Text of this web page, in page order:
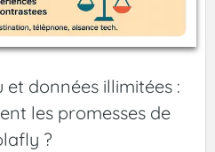
données illimitées :
les promesses de
?